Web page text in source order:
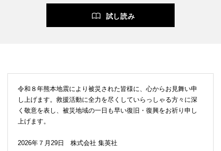
試し読み
令和８年熊本地震により被災された皆様に、心からお見舞い申
し上げます。救援活動に全力を尽くしていらっしゃる方々に深
く敬意を表し、被災地域の一日も早い復旧・復興をお祈り申し
上げます。
2026年７月29日 株式会社 集英社